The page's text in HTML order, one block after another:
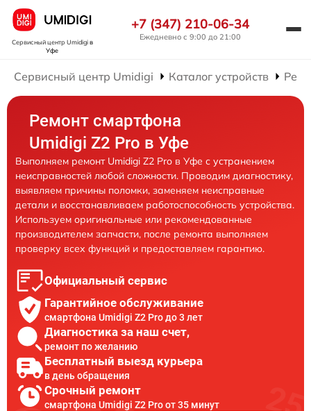
Сервисный центр Umidigiв
Уфе
+7 (347) 210-06-34
Ежедневно с 9:00 до 21:00
Сервисный центр Umidigi Каталог устройств
Ремонт смартфона
Umidigi Z2 Pro в Уфе
Выполняем ремонт Umidigi Z2 Pro в Уфе с устранением
неисправностей любой сложности. Проводим диагностику,
выявляем причины поломки, заменяем неисправные
детали и восстанавливаем работоспособность устройства.
Используем оригинальные или рекомендованные
производителем запчасти, после ремонта выполняем
проверку всех функций и предоставляем гарантию.
Официальный сервис
Гарантийное обслуживание
смартфона Umidigi Z2 Pro до 3 лет
Диагностика за наш счет,
ремонт по желанию
Бесплатный выезд курьера
в день обращения
Срочный ремонт
смартфона Umidigi Z2 Pro от 35 минут